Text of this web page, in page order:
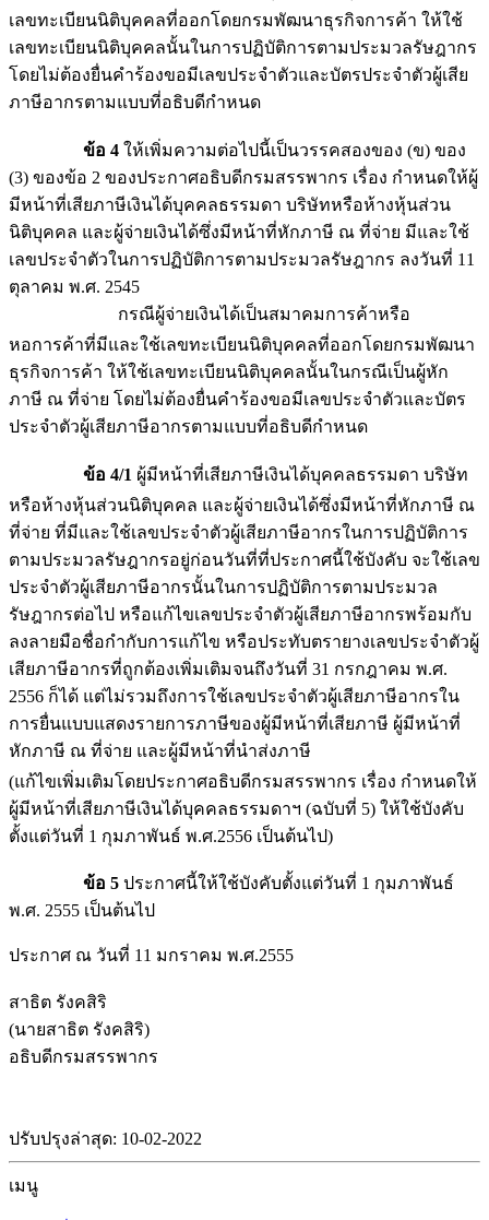
เลขทะเบียนนิติบุคคลที่ออกโดยกรมพัฒนาธุรกิจการค้า ให้ใช้
เลขทะเบียนนิติบุคคลนั้นในการปฏิบัติการตามประมวลรัษฎากร
โดยไม่ต้องยื่นคำร้องขอมีเลขประจำตัวและบัตรประจำตัวผู้เสีย
ภาษีอากรตามแบบที่อธิบดีกำหนด
ข้อ 4 ให้เพิ่มความต่อไปนี้เป็นวรรคสองของ (ข) ของ
(3) ของข้อ 2 ของประกาศอธิบดีกรมสรรพากร เรื่อง กำหนดให้ผู้
มีหน้าที่เสียภาษีเงินได้บุคคลธรรมดา บริษัทหรือห้างหุ้นส่วน
นิติบุคคล และผู้จ่ายเงินได้ซึ่งมีหน้าที่หักภาษี ณ ที่จ่าย มีและใช้
เลขประจำตัวในการปฏิบัติการตามประมวลรัษฎากร ลงวันที่ 11
ตุลาคม พ.ศ. 2545
กรณีผู้จ่ายเงินได้เป็นสมาคมการค้าหรือ
หอการค้าที่มีและใช้เลขทะเบียนนิติบุคคลที่ออกโดยกรมพัฒนา
ธุรกิจการค้า ให้ใช้เลขทะเบียนนิติบุคคลนั้นในกรณีเป็นผู้หัก
ภาษี ณ ที่จ่าย โดยไม่ต้องยื่นคำร้องขอมีเลขประจำตัวและบัตร
ประจำตัวผู้เสียภาษีอากรตามแบบที่อธิบดีกำหนด
ข้อ 4/1 ผู้มีหน้าที่เสียภาษีเงินได้บุคคลธรรมดา บริษัท
หรือห้างหุ้นส่วนนิติบุคคล และผู้จ่ายเงินได้ซึ่งมีหน้าที่หักภาษี ณ
ที่จ่าย ที่มีและใช้เลขประจำตัวผู้เสียภาษีอากรในการปฏิบัติการ
ตามประมวลรัษฎากรอยู่ก่อนวันที่ที่ประกาศนี้ใช้บังคับ จะใช้เลข
ประจำตัวผู้เสียภาษีอากรนั้นในการปฏิบัติการตามประมวล
รัษฎากรต่อไป หรือแก้ไขเลขประจำตัวผู้เสียภาษีอากรพร้อมกับ
ลงลายมือชื่อกำกับการแก้ไข หรือประทับตรายางเลขประจำตัวผู้
เสียภาษีอากรที่ถูกต้องเพิ่มเติมจนถึงวันที่ 31 กรกฎาคม พ.ศ.
2556 ก็ได้ แต่ไม่รวมถึงการใช้เลขประจำตัวผู้เสียภาษีอากรใน
การยื่นแบบแสดงรายการภาษีของผู้มีหน้าที่เสียภาษี ผู้มีหน้าที่
หักภาษี ณ ที่จ่าย และผู้มีหน้าที่นำส่งภาษี
(แก้ไขเพิ่มเติมโดยประกาศอธิบดีกรมสรรพากร เรื่อง กำหนดให้
ผู้มีหน้าที่เสียภาษีเงินได้บุคคลธรรมดาฯ (ฉบับที่ 5) ให้ใช้บังคับ
ตั้งแต่วันที่ 1 กุมภาพันธ์ พ.ศ.2556 เป็นต้นไป)
ข้อ 5 ประกาศนี้ให้ใช้บังคับตั้งแต่วันที่ 1 กุมภาพันธ์
พ.ศ. 2555 เป็นต้นไป
ประกาศ ณ วันที่ 11 มกราคม พ.ศ.2555
สาธิต รังคสิริ
(นายสาธิต รังคสิริ)
อธิบดีกรมสรรพากร
ปรับปรุงล่าสุด: 10-02-2022
เมนู